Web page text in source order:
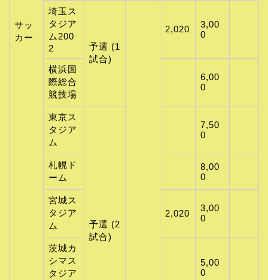
サッ
カー
埼玉ス
タジア
ム200
2
予選 (1
試合)
2,020
3,00
0
横浜国
際総合
競技場
6,00
0
東京ス
タジア
ム
予選 (2
試合)
7,50
0
札幌ド
ーム
8,00
0
宮城ス
タジア
ム
2,020
3,00
0
茨城カ
シマス
タジア
5,00
0